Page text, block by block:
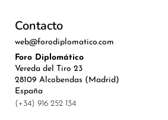
Contacto
web@forodiplomatico.com
Foro Diplomático
Vereda del Tiro 23
28109 Alcobendas (Madrid)
España
(+34) 916 252 134